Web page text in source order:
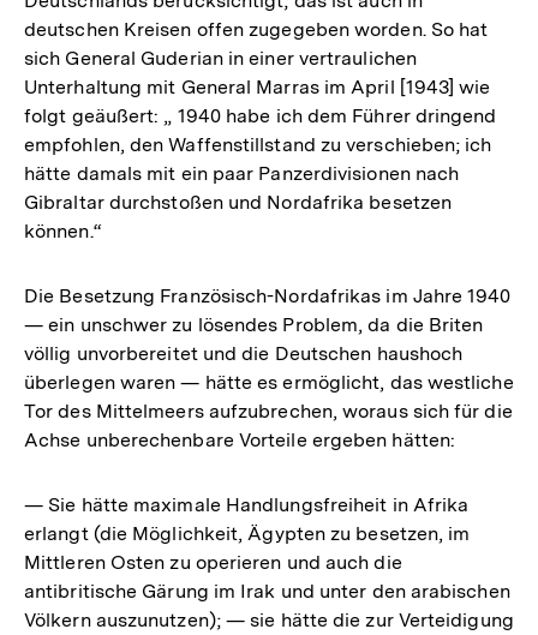
deutschen Kreisen offen zugegeben worden. So hat
sich General Guderian in einer vertraulichen
Unterhaltung mit General Marras im April [1943] wie
folgt geäußert: „ 1940 habe ich dem Führer dringend
empfohlen, den Waffenstillstand zu verschieben; ich
hätte damals mit ein paar Panzerdivisionen nach
Gibraltar durchstoßen und Nordafrika besetzen
können.“
Die Besetzung Französisch-Nordafrikas im Jahre 1940
— ein unschwer zu lösendes Problem, da die Briten
völlig unvorbereitet und die Deutschen haushoch
überlegen waren — hätte es ermöglicht, das westliche
Tor des Mittelmeers aufzubrechen, woraus sich für die
Achse unberechenbare Vorteile ergeben hätten:
— Sie hätte maximale Handlungsfreiheit in Afrika
erlangt (die Möglichkeit, Ägypten zu besetzen, im
Mittleren Osten zu operieren und auch die
antibritische Gärung im Irak und unter den arabischen
Völkern auszunutzen); — sie hätte die zur Verteidigung